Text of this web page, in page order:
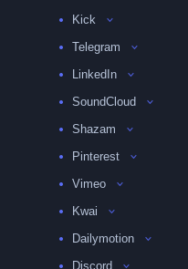
Kick
Telegram
LinkedIn
SoundCloud
Shazam
Pinterest
Vimeo
Kwai
Dailymotion
Discord